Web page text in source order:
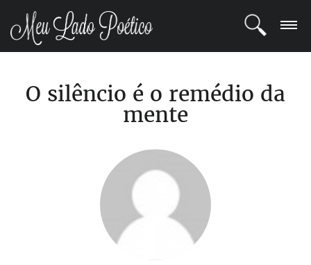
REGISTRO
O silêncio é o remédio da
mente